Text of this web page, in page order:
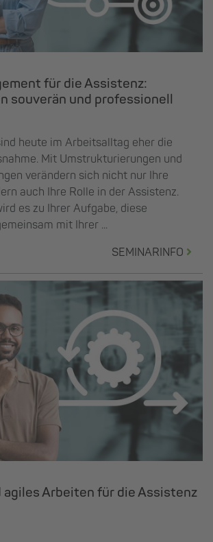
für die Assistenz:
souverän und professionell
heute im Arbeitsalltag eher die
Mit Umstrukturierungen und
verändern sich nicht nur Ihre
auch Ihre Rolle in der Assistenz.
es zu Ihrer Aufgabe, diese
mit Ihrer ...
SEMINARINFO
agiles Arbeiten für die Assistenz